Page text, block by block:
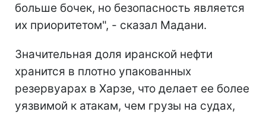
больше бочек, но безопасность является
их приоритетом", - сказал Мадани.
Значительная доля иранской нефти
хранится в плотно упакованных
резервуарах в Харзе, что делает ее более
уязвимой к атакам, чем грузы на судах,